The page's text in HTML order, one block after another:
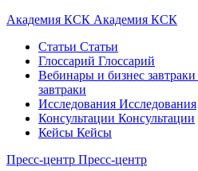
Академия КСК Академия КСК
Статьи Статьи
Глоссарий Глоссарий
Вебинары и бизнес завтраки
завтраки
Исследования Исследования
Консультации Консультации
Кейсы Кейсы
Пресс-центр Пресс-центр